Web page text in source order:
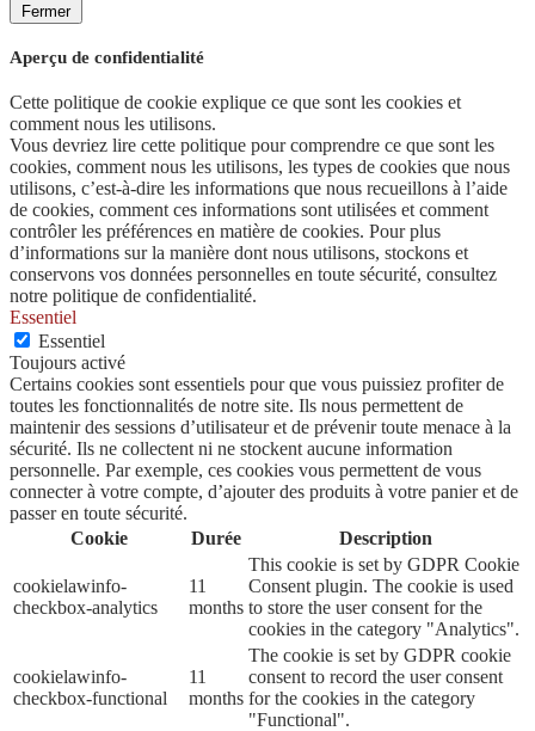
Fermer
Aperçu de confidentialité
Cette politique de cookie explique ce que sont les cookies et
comment nous les utilisons.
Vous devriez lire cette politique pour comprendre ce que sont les
cookies, comment nous les utilisons, les types de cookies que nous
utilisons, c’est-à-dire les informations que nous recueillons à l’aide
de cookies, comment ces informations sont utilisées et comment
contrôler les préférences en matière de cookies. Pour plus
d’informations sur la manière dont nous utilisons, stockons et
conservons vos données personnelles en toute sécurité, consultez
notre politique de confidentialité.
Essentiel
Essentiel
Toujours activé
Certains cookies sont essentiels pour que vous puissiez profiter de
toutes les fonctionnalités de notre site. Ils nous permettent de
maintenir des sessions d’utilisateur et de prévenir toute menace à la
sécurité. Ils ne collectent ni ne stockent aucune information
personnelle. Par exemple, ces cookies vous permettent de vous
connecter à votre compte, d’ajouter des produits à votre panier et de
passer en toute sécurité.
Cookie
Durée Description
cookielawinfo-
checkbox-analytics
11
months
This cookie is set by GDPR Cookie
Consent plugin. The cookie is used
to store the user consent for the
cookies in the category "Analytics".
cookielawinfo-
checkbox-functional
11
months
The cookie is set by GDPR cookie
consent to record the user consent
for the cookies in the category
"Functional".